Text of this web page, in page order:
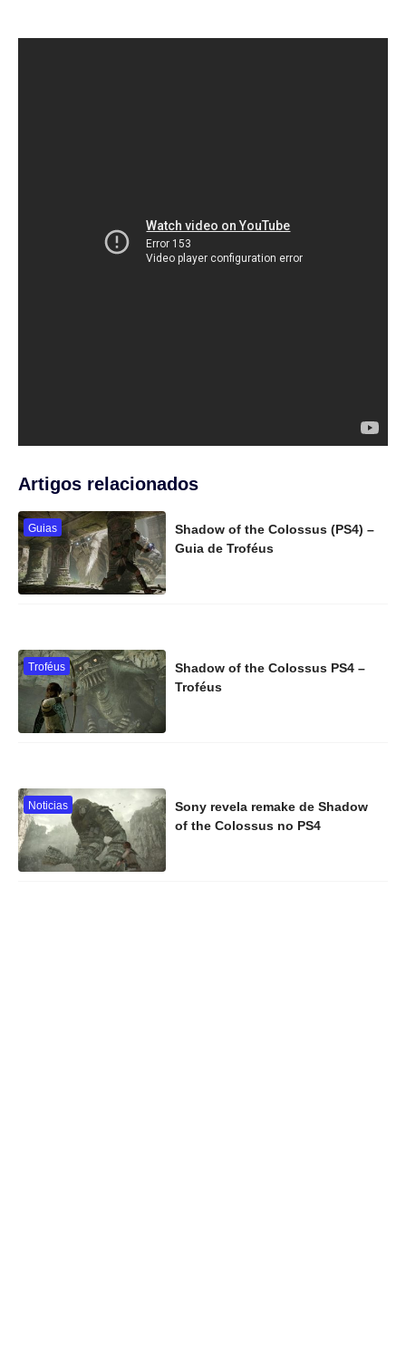
Artigos relacionados
Guias
Shadow of the Colossus (PS4) –
Guia de Troféus
Troféus
Shadow of the Colossus PS4 –
Troféus
Noticias
Sony revela remake de Shadow
of the Colossus no PS4